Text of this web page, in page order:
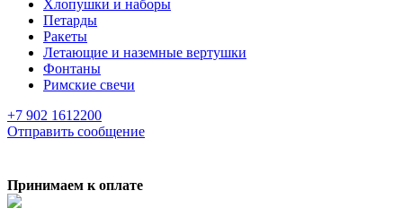
Хлопушки и наборы
Петарды
Ракеты
Летающие и наземные вертушки
Фонтаны
Римские свечи
+7 902 1612200
Отправить сообщение
Принимаем к оплате